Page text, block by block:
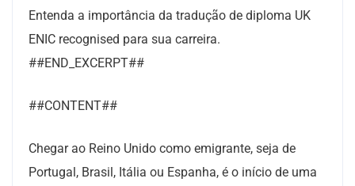
Entenda a importância da tradução de diploma UK
ENIC recognised para sua carreira.
##END_EXCERPT##
##CONTENT##
Chegar ao Reino Unido como emigrante, seja de
Portugal, Brasil, Itália ou Espanha, é o início de uma